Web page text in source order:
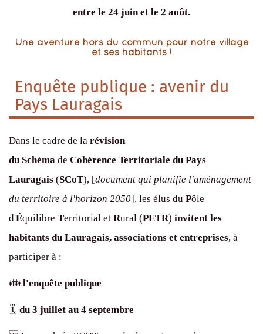
entre le 24 juin et le 2 août.
Une aventure hors du commun pour notre village
et ses habitants !
Enquête publique : avenir du
Pays Lauragais
Dans le cadre de la révision
du Schéma de Cohérence Territoriale du Pays
Lauragais (SCoT), [document qui planifie l'aménagement
du territoire à l'horizon 2050], les élus du Pôle
d'Équilibre Territorial et Rural (PETR) invitent les
habitants du Lauragais, associations et entreprises, à
participer à :
👪l'enquête publique
🗓 du 3 juillet au 4 septembre